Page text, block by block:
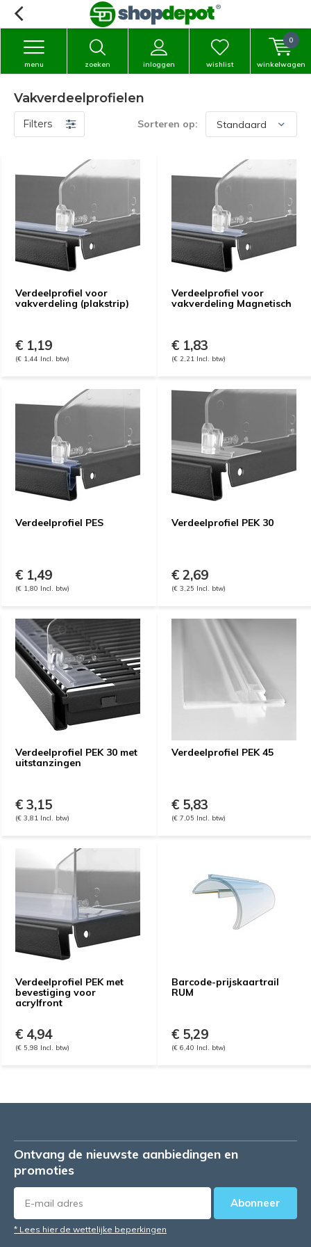
zoeken inloggen
menu wishlist winkelwagen
0
Vakverdeelprofielen
Filters Sorteren op:
Verdeelprofiel voor
vakverdeling (plakstrip)
€ 1,19
(€ 1,44 Incl. btw)
Verdeelprofiel voor
vakverdeling Magnetisch
€ 1,83
(€ 2,21 Incl. btw)
Verdeelprofiel PES
€ 1,49
(€ 1,80 Incl. btw)
Verdeelprofiel PEK 30
€ 2,69
(€ 3,25 Incl. btw)
Verdeelprofiel PEK 30 met
uitstanzingen
€ 3,15
(€ 3,81 Incl. btw)
Verdeelprofiel PEK 45
€ 5,83
(€ 7,05 Incl. btw)
Verdeelprofiel PEK met
bevestiging voor
acrylfront
€ 4,94
(€ 5,98 Incl. btw)
Barcode-prijskaartrail
RUM
€ 5,29
(€ 6,40 Incl. btw)
Ontvang de nieuwste aanbiedingen en
promoties
Abonneer
* Lees hier de wettelijke beperkingen